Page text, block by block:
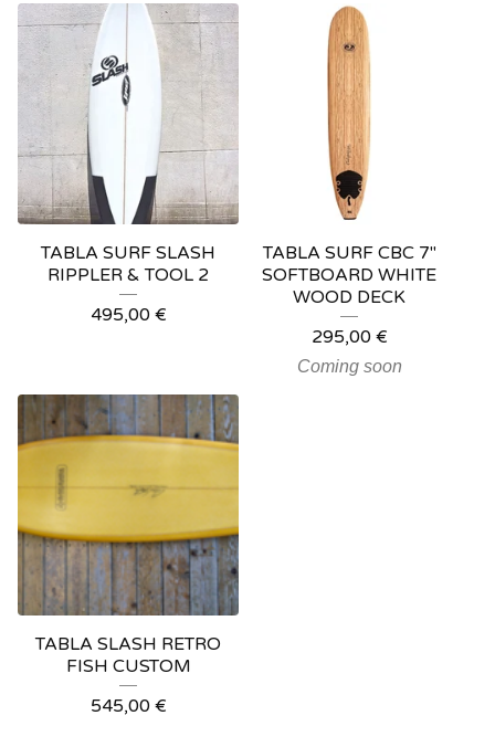
TABLA SURF SLASH
RIPPLER & TOOL 2
495,00 €
TABLA SURF CBC 7"
SOFTBOARD WHITE
WOOD DECK
295,00 €
Coming soon
TABLA SLASH RETRO
FISH CUSTOM
545,00 €